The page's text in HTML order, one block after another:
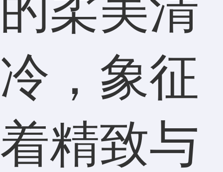
冷，象征
着精致与